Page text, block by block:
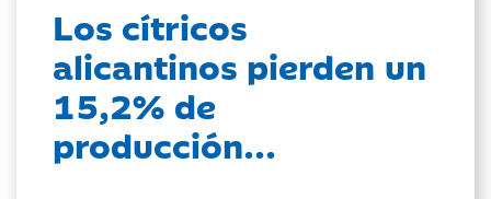
Los cítricos
alicantinos pierden un
15,2% de
producción...